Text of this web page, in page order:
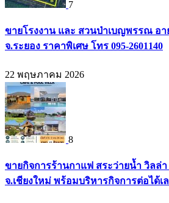
7
ขายโรงงาน และ สวนป่าเบญพรรณ อา
จ.ระยอง ราคาพิเศษ โทร 095-2601140
22 พฤษภาคม 2026
8
ขายกิจการร้านกาแฟ สระว่ายน้ำ วิลล่
จ.เชียงใหม่ พร้อมบริหารกิจการต่อได้เล